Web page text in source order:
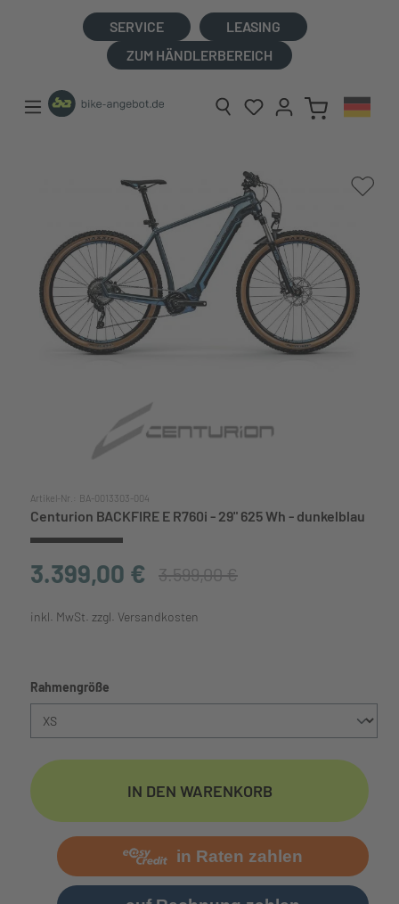
SERVICE
LEASING
ZUM HÄNDLERBEREICH
Bildergalerie überspringen
Artikel-Nr.: BA-0013303-004
Centurion BACKFIRE E R760i - 29" 625 Wh - dunkelblau
3.399,00 € 3.599,00 €
inkl. MwSt. zzgl. Versandkosten
Rahmengröße
IN DEN WARENKORB